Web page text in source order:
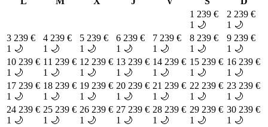
1 239 €
1 🌙
2 239 €
1 🌙
3 239 €
1 🌙
4 239 €
1 🌙
5 239 €
1 🌙
6 239 €
1 🌙
7 239 €
1 🌙
8 239 €
1 🌙
9 239 €
1 🌙
10 239 €
1 🌙
11 239 €
1 🌙
12 239 €
1 🌙
13 239 €
1 🌙
14 239 €
1 🌙
15 239 €
1 🌙
16 239 €
1 🌙
17 239 €
1 🌙
18 239 €
1 🌙
19 239 €
1 🌙
20 239 €
1 🌙
21 239 €
1 🌙
22 239 €
1 🌙
23 239 €
1 🌙
24 239 €
1 🌙
25 239 €
1 🌙
26 239 €
1 🌙
27 239 €
1 🌙
28 239 €
1 🌙
29 239 €
1 🌙
30 239 €
1 🌙